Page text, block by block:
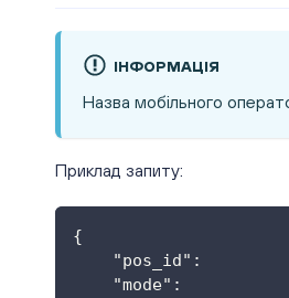
ІНФОРМАЦІЯ
Назва мобільного
Приклад запиту:
{
"pos_id":
"mode":